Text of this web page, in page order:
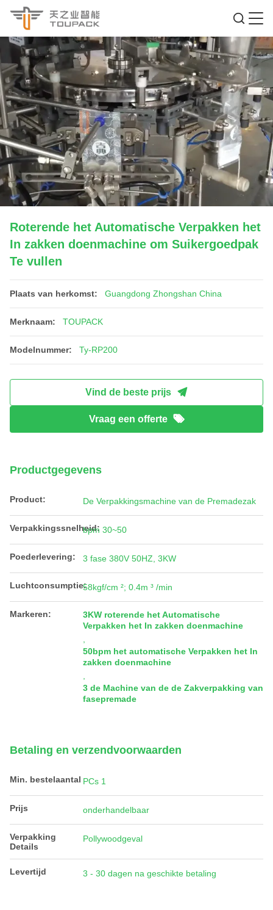
Roterende het Automatische Verpakken het
In zakken doenmachine om Suikergoedpak
Te vullen
Plaats van herkomst: Guangdong Zhongshan China
Merknaam: TOUPACK
Modelnummer: Ty-RP200
Vind de beste prijs
Vraag een offerte
Productgegevens
Product: De Verpakkingsmachine van de Premadezak
Verpakkingssnelheid:bpm 30~50
Poederlevering: 3 fase 380V 50HZ, 3KW
Luchtconsumptie:58kgf/cm ²; 0.4m ³ /min
Markeren:
3KW roterende het Automatische
Verpakken het In zakken doenmachine
50bpm het automatische Verpakken het In
zakken doenmachine
3 de Machine van de de Zakverpakking van
fasepremade
Betaling en verzendvoorwaarden
Min. bestelaantal PCs 1
Prijs onderhandelbaar
Verpakking
Details
Pollywoodgeval
Levertijd 3 - 30 dagen na geschikte betaling